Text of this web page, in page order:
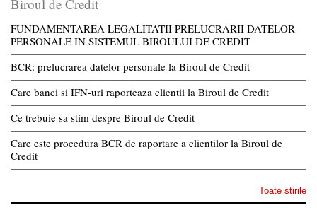
Biroul de Credit
FUNDAMENTAREA LEGALITATII PRELUCRARII DATELOR
PERSONALE IN SISTEMUL BIROULUI DE CREDIT
BCR: prelucrarea datelor personale la Biroul de Credit
Care banci si IFN-uri raporteaza clientii la Biroul de Credit
Ce trebuie sa stim despre Biroul de Credit
Care este procedura BCR de raportare a clientilor la Biroul de
Credit
Toate stirile